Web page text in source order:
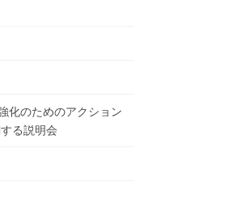
化のためのアクション
る説明会